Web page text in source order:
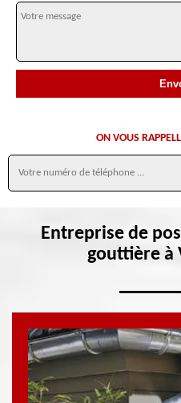
ON VOUS
Entreprise de
gouttière à